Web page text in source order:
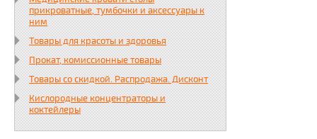
прикроватные, тумбочки и аксессуары к
ним
Товары для красоты и здоровья
Прокат, комиссионные товары
Товары со скидкой. Распродажа. Дисконт
Кислородные концентраторы и
коктейлеры